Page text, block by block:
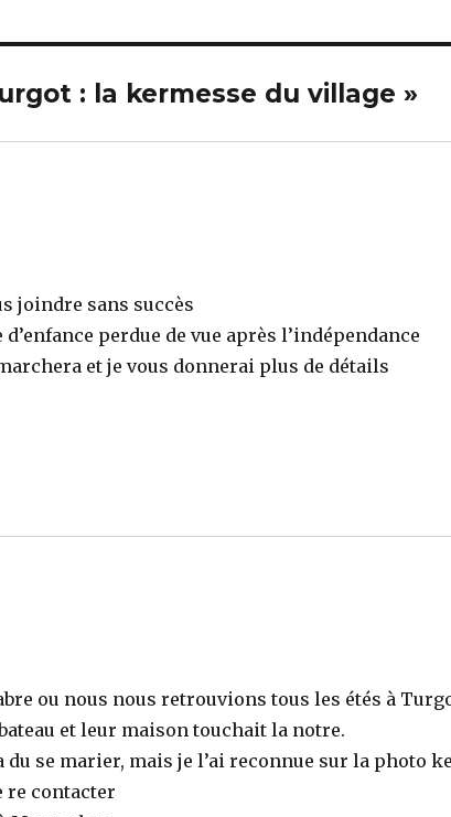
: la kermesse du village »
joindre sans succès
perdue de vue après l’indépendance
et je vous donnerai plus de détails
ou nous nous retrouvions tous les étés à
et leur maison touchait la notre.
du se marier, mais je l’ai reconnue sur la photo
re contacter